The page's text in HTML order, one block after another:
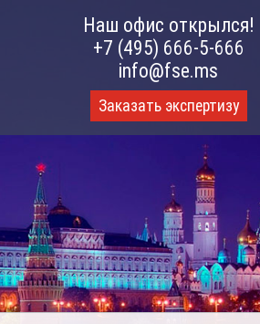
Наш офис открылся!
+7 (495) 666-5-666
info@fse.ms
Заказать экспертизу